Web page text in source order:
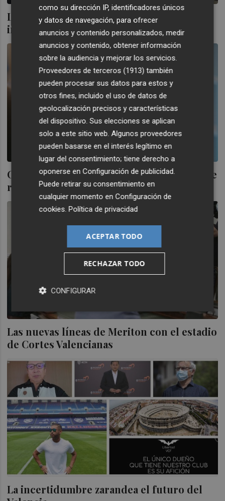
La ATE encara la prórroga COVID 19
incumplida y con su futuro por decidir
Campillo pide otro “documento firme” que
ratifique que se acabará estadio
Las nuevas líneas de Meriton con el estadio
de Cortes Valencianas
La incertidumbre zarandea el futuro del
como su dirección IP, identificadores únicos
y datos de navegación, para ofrecer
anuncios y contenido personalizados, medir
anuncios y contenido, obtener información
sobre la audiencia y mejorar los servicios.
Proveedores de terceros (1913) también
pueden procesar sus datos para estos y
otros fines, incluido el uso de datos de
geolocalización precisos y características
del dispositivo. Sus elecciones se aplican
solo a este sitio web. Algunos proveedores
pueden basarse en el interés legítimo en
lugar del consentimiento; tiene derecho a
oponerse enConfiguración de publicidad.
Puede retirar su consentimiento en
cualquier momento enConfiguración de
cookies.Política de privacidad
ACEPTAR TODO
RECHAZAR TODO
CONFIGURAR